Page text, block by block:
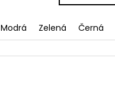
Petrolejová Mandlová
Modrá Zelená Černá